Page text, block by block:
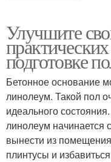
Улучшите
подготовке
Бетонное основание
линолеум. Такой пол
идеального
линолеум начинается
вынести из
плинтусы и